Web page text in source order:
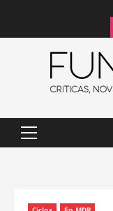
Menú